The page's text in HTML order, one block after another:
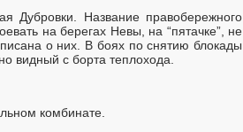
Дубровки. Название правобережного
на берегах Невы, на “пятачке”, не
о них. В боях по снятию блокады
видный с борта теплохода.
комбинате.